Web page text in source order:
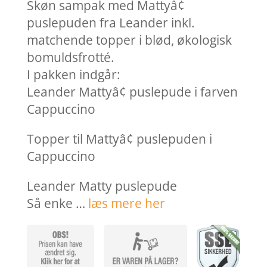
1.148,00 kr..
Skøn sampak med Mattyâ¢
puslepuden fra Leander inkl.
matchende topper i blød, økologisk
bomuldsfrotté.
I pakken indgår:
Leander Mattyâ¢ puslepude i farven
Cappuccino
Topper til Mattyâ¢ puslepuden i
Cappuccino
Leander Matty puslepude
Så enke … læs mere her